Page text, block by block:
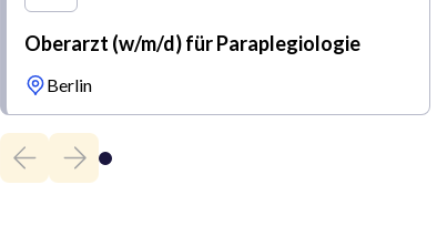
Oberarzt (w/m/d) für Paraplegiologie
Berlin